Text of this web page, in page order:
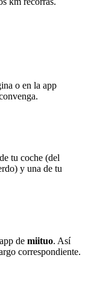
o en la app
tu coche (del
y una de tu
de miituo. Así
correspondiente.